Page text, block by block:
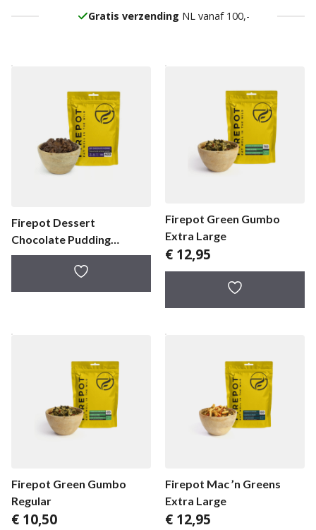
Gratis verzending NL vanaf 100,-
Firepot Dessert
Chocolate Pudding
Regular
Firepot Green Gumbo
Extra Large
€ 12,95
Firepot Green Gumbo
Regular
€ 10,50
Firepot Mac ’n Greens
Extra Large
€ 12,95